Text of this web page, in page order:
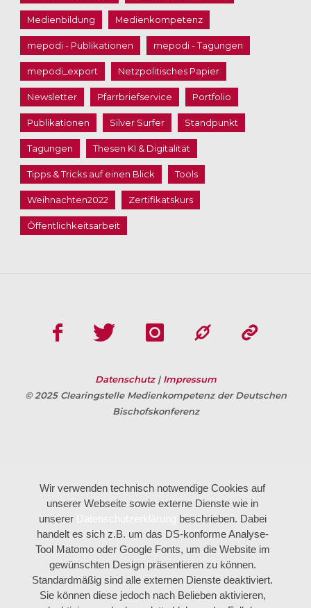
Medienbildung Medienkompetenz
mepodi - Publikationen mepodi - Tagungen
mepodi_export Netzpolitisches Papier
Newsletter Pfarrbriefservice Portfolio
Publikationen Silver Surfer Standpunkt
Tagungen Thesen KI & Digitalität
Tipps & Tricks auf einen Blick Tools
Weihnachten2022 Zertifikatskurs
Öffentlichkeitsarbeit
Datenschutz | Impressum
© 2025 Clearingstelle Medienkompetenz der Deutschen
Bischofskonferenz
Wir verwenden technisch notwendige Cookies auf
unserer Webseite sowie externe Dienste wie in
unserer
beschrieben. Dabei
handelt es sich z.B. um das DS-konforme Analyse-
Tool Matomo oder Google Fonts, um die Website im
gewünschten Design präsentieren zu können.
Standardmäßig sind alle externen Dienste deaktiviert.
Sie können diese jedoch nach Belieben aktivieren,